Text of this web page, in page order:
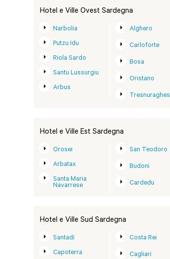
Hotel e Ville Ovest Sardegna
Narbolia
Putzu Idu
Riola Sardo
Santu Lussurgiu
Arbus
Alghero
Carloforte
Bosa
Oristano
Tresnuraghes
Hotel e Ville Est Sardegna
Orosei
Arbatax
Santa Maria
Navarrese
San Teodoro
Budoni
Cardedu
Hotel e Ville Sud Sardegna
Santadi
Capoterra
Costa Rei
Cagliari